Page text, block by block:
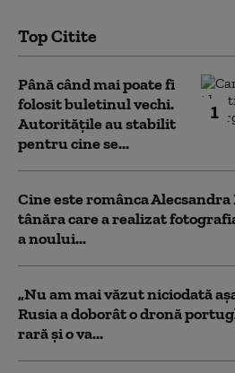
Top Citite
1
Până când mai poate fi
folosit buletinul vechi.
Autoritățile au stabilit
pentru cine se...
Cine este românca
tânăra care a realizat
a noului...
„Nu am mai văzut niciodată
Rusia a doborât o dronă
rară și o va...